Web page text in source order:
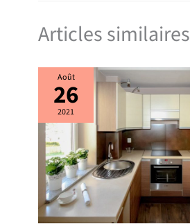
Articles similaires
Août
26
2021